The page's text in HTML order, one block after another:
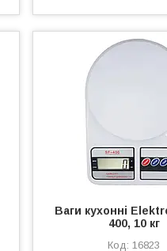
Ваги кухонні
400, 10 кг
16823